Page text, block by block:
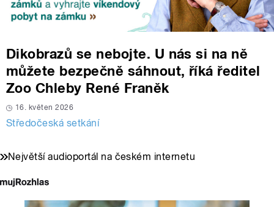
Dikobrazů se nebojte. U nás si na ně
můžete bezpečně sáhnout, říká ředitel
Zoo Chleby René Franěk
16. květen 2026
Středočeská setkání
Největší audioportál na českém internetu